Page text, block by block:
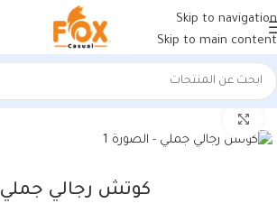
Skip to navigation
Skip to main content
الرئيسية/أحذية رجالي/كوتشي رجالي
كوتش رجالي جملي